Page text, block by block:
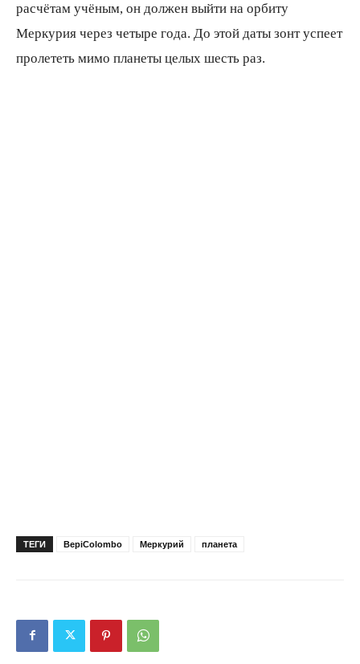
расчётам учёным, он должен выйти на орбиту
Меркурия через четыре года. До этой даты зонт успеет
пролететь мимо планеты целых шесть раз.
ТЕГИ BepiColombo Меркурий планета